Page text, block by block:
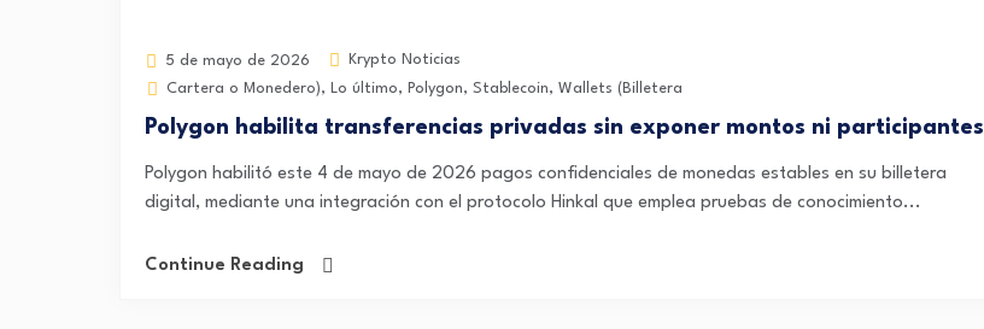
5 de mayo de 2026
Krypto Noticias
Cartera o Monedero), Lo último, Polygon, Stablecoin, Wallets (Billetera
Polygon habilita transferencias privadas sin exponer montos ni participantes
Polygon habilitó este 4 de mayo de 2026 pagos confidenciales de monedas estables en su billetera
digital, mediante una integración con el protocolo Hinkal que emplea pruebas de conocimiento...
Continue Reading